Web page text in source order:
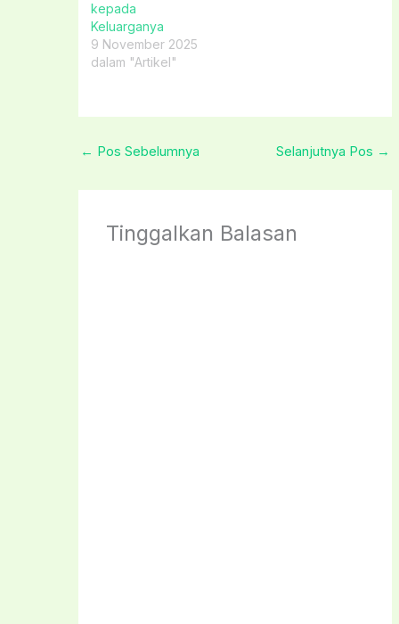
kepada
Keluarganya
9 November 2025
dalam "Artikel"
← Pos Sebelumnya Selanjutnya Pos →
Tinggalkan Balasan